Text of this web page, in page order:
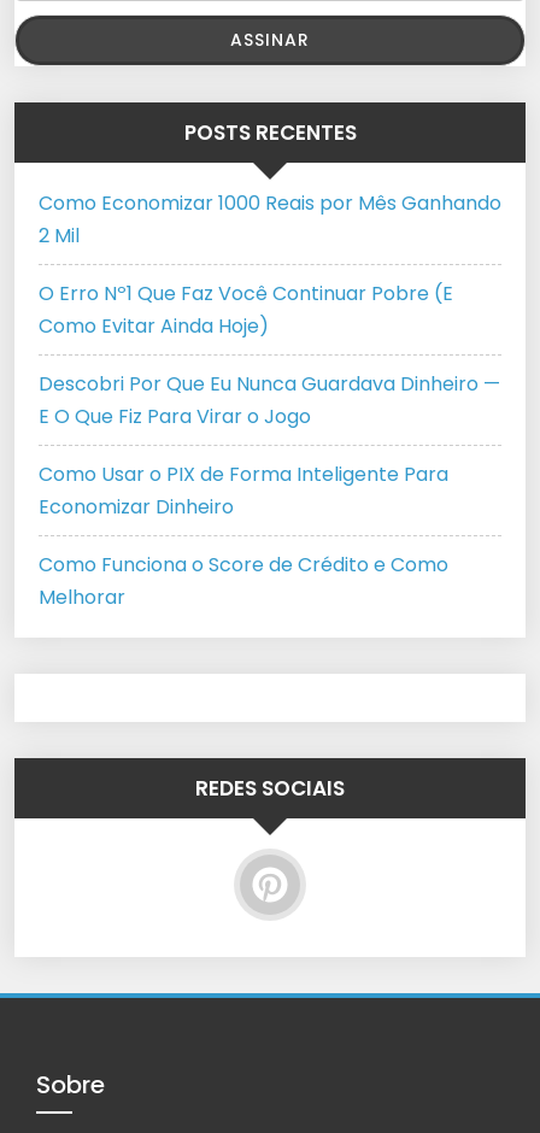
POSTS RECENTES
Como Economizar 1000 Reais por Mês Ganhando
2 Mil
O Erro Nº1 Que Faz Você Continuar Pobre (E
Como Evitar Ainda Hoje)
Descobri Por Que Eu Nunca Guardava Dinheiro —
E O Que Fiz Para Virar o Jogo
Como Usar o PIX de Forma Inteligente Para
Economizar Dinheiro
Como Funciona o Score de Crédito e Como
Melhorar
REDES SOCIAIS
Sobre